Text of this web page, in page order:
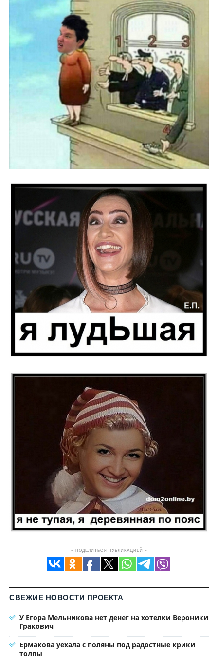
≡ ПОДЕЛИТЬСЯ ПУБЛИКАЦИЕЙ ≡
СВЕЖИЕ НОВОСТИ ПРОЕКТА
У Егора Мельникова нет денег на хотелки Вероники
Гракович
Ермакова уехала с поляны под радостные крики
толпы